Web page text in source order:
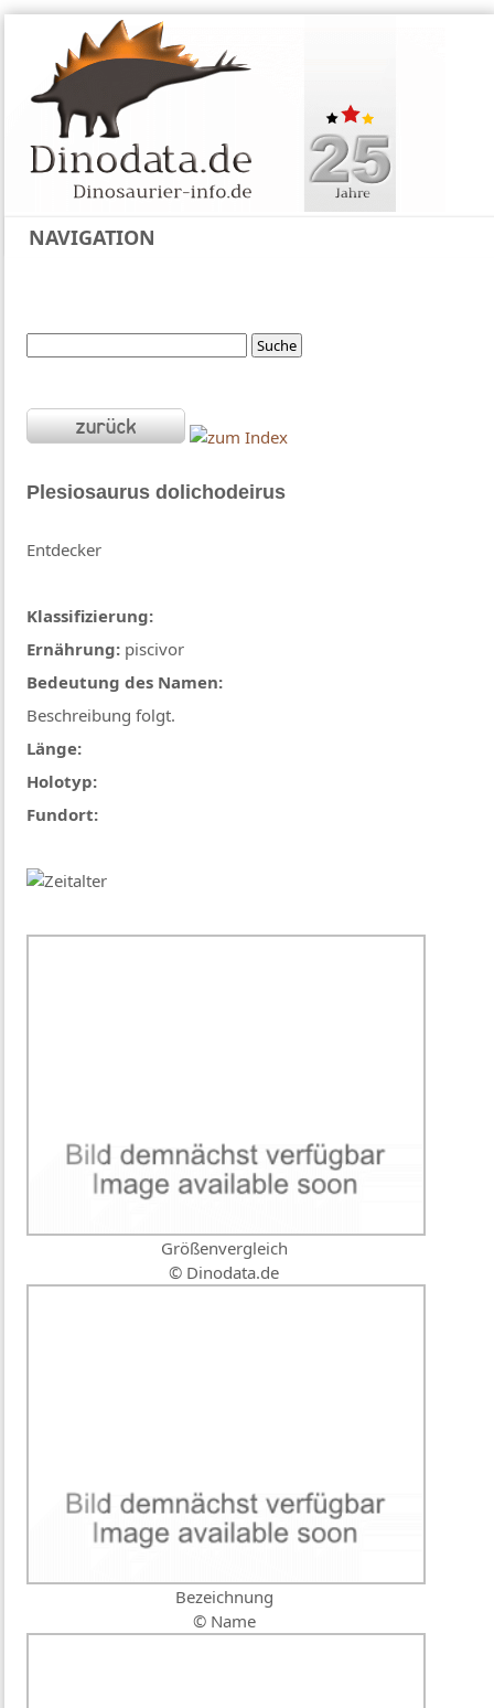
NAVIGATION
Plesiosaurus dolichodeirus
Entdecker
Klassifizierung:
Ernährung: piscivor
Bedeutung des Namen:
Beschreibung folgt.
Länge:
Holotyp:
Fundort:
Größenvergleich
© Dinodata.de
Bezeichnung
© Name